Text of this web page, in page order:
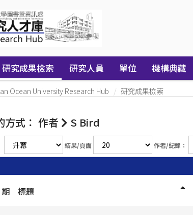
研究成果檢索 研究人員 單位 機構典藏
Ocean University Research Hub 研究成果檢索
方式： 作者 S Bird
結果/頁面 作者/紀錄：
標題